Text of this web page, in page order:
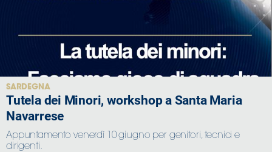
SARDEGNA
Tutela dei Minori, workshop a Santa Maria
Navarrese
Appuntamento venerdì 10 giugno per genitori, tecnici e
dirigenti.